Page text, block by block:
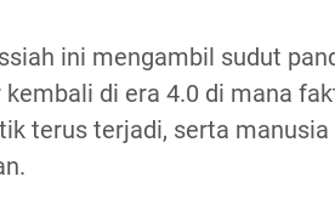
ini mengambil sudut
di era 4.0 di mana
terus terjadi, serta